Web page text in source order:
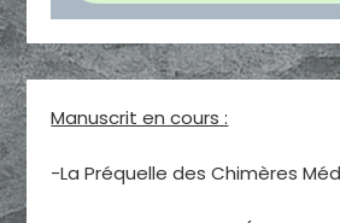
Manuscrit en cours :
-La Préquelle des Chimères